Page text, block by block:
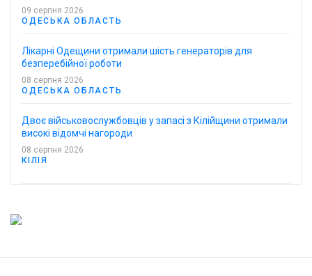
09 серпня 2026
ОДЕСЬКА ОБЛАСТЬ
Лікарні Одещини отримали шість генераторів для
безперебійної роботи
08 серпня 2026
ОДЕСЬКА ОБЛАСТЬ
Двоє військовослужбовців у запасі з Кілійщини отримали
високі відомчі нагороди
08 серпня 2026
КІЛІЯ